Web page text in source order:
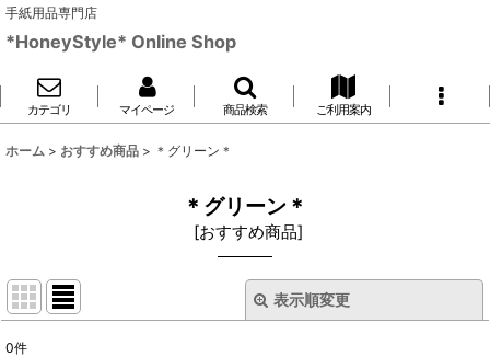
手紙用品専門店
*HoneyStyle* Online Shop
カテゴリ マイページ 商品検索 ご利用案内
ホーム > おすすめ商品 > ＊グリーン＊
＊グリーン＊
[おすすめ商品]
表示順変更
0件